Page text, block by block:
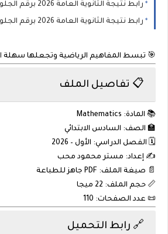
رابط نتيجة الثانوية العامة 2026 برقم الجلوس
رابط نتيجة الثانوية العامة 2026 برقم الجلوس (الموقع الرسمي) 🎓📢
🎯 تبسط المفاهيم الرياضية وتجعلها سهلة
📋 تفاصيل الملف
📚المادة:Mathematics
🏫الصف:السادس الابتدائي
🗓️الفصل الدراسي:الأول – 2026
✍️إعداد:مستر محمود محب
📄 صيغة الملف:PDF جاهز للطباعة
📏حجم الملف:22 ميجا
📜عدد الصفحات:110
🔗 رابط التحميل